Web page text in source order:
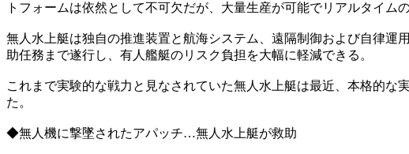
トフォームは依然として不可欠だが、大量生産が可能でリアルタイ
無人水上艇は独自の推進装置と航海システム、遠隔制御および自律
助任務まで遂行し、有人艦艇のリスク負担を大幅に軽減できる。
これまで実験的な戦力と見なされていた無人水上艇は最近、本格的
た。
◆無人機に撃墜されたアパッチ…無人水上艇が救助